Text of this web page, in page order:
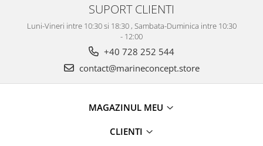
SUPORT CLIENTI
Luni-Vineri intre 10:30 si 18:30 , Sambata-Duminica intre 10:30
- 12:00
+40 728 252 544
contact@marineconcept.store
MAGAZINUL MEU
CLIENTI